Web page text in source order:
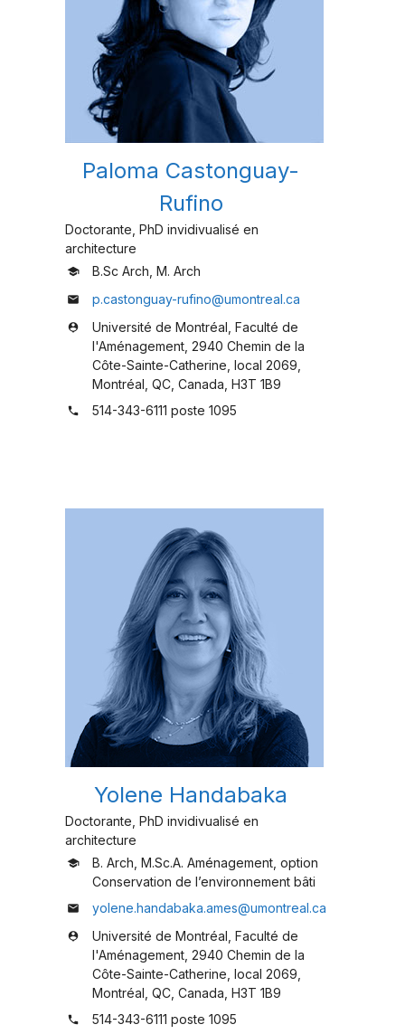
Paloma Castonguay-
Rufino
Doctorante, PhD invidivualisé en
architecture
school B.Sc Arch, M. Arch
mail p.castonguay-rufino@umontreal.ca
person_pin
Université de Montréal, Faculté de
l'Aménagement, 2940 Chemin de la
Côte-Sainte-Catherine, local 2069,
Montréal, QC, Canada, H3T 1B9
phone 514-343-6111 poste 1095
Yolene Handabaka
Doctorante, PhD invidivualisé en
architecture
school
B. Arch, M.Sc.A. Aménagement, option
Conservation de l’environnement bâti
mail yolene.handabaka.ames@umontreal.ca
person_pin
Université de Montréal, Faculté de
l'Aménagement, 2940 Chemin de la
Côte-Sainte-Catherine, local 2069,
Montréal, QC, Canada, H3T 1B9
phone 514-343-6111 poste 1095